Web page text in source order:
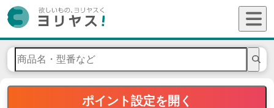
ポイント設定を開く